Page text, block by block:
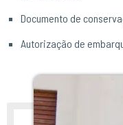
Documento de
Autorização de